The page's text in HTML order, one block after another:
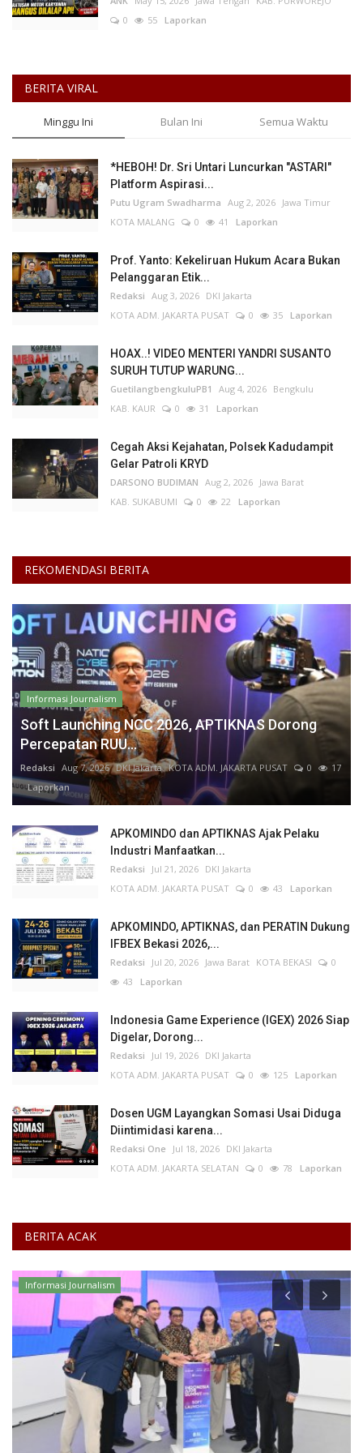
0
55 Laporkan
BERITA VIRAL
Minggu Ini Bulan Ini Semua Waktu
*HEBOH! Dr. Sri Untari Luncurkan "ASTARI"
Platform Aspirasi...
Putu Ugram Swadharma Aug 2, 2026 Jawa Timur
KOTA MALANG
0 41 Laporkan
Prof. Yanto: Kekeliruan Hukum Acara Bukan
Pelanggaran Etik...
Redaksi Aug 3, 2026 DKI Jakarta
KOTA ADM. JAKARTA PUSAT
0 35 Laporkan
HOAX..! VIDEO MENTERI YANDRI SUSANTO
SURUH TUTUP WARUNG...
GuetilangbengkuluPB1 Aug 4, 2026 Bengkulu
KAB. KAUR
0 31 Laporkan
Cegah Aksi Kejahatan, Polsek Kadudampit
Gelar Patroli KRYD
DARSONO BUDIMAN Aug 2, 2026 Jawa Barat
KAB. SUKABUMI
0 22 Laporkan
REKOMENDASI BERITA
Informasi Journalism
Soft Launching NCC 2026, APTIKNAS Dorong
Percepatan RUU...
Redaksi Aug 7, 2026 DKI Jakarta KOTA ADM. JAKARTA PUSAT 0
17
Laporkan
APKOMINDO dan APTIKNAS Ajak Pelaku
Industri Manfaatkan...
Redaksi Jul 21, 2026 DKI Jakarta
KOTA ADM. JAKARTA PUSAT
0 43 Laporkan
APKOMINDO, APTIKNAS, dan PERATIN Dukung
IFBEX Bekasi 2026,...
Redaksi Jul 20, 2026 Jawa Barat KOTA BEKASI
0
43 Laporkan
Indonesia Game Experience (IGEX) 2026 Siap
Digelar, Dorong...
Redaksi Jul 19, 2026 DKI Jakarta
KOTA ADM. JAKARTA PUSAT
0 125 Laporkan
Dosen UGM Layangkan Somasi Usai Diduga
Diintimidasi karena...
Redaksi One Jul 18, 2026 DKI Jakarta
KOTA ADM. JAKARTA SELATAN
0 78 Laporkan
BERITA ACAK
Informasi Journalism